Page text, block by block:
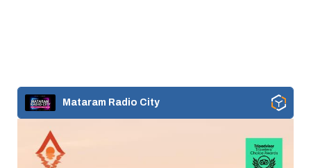
Mataram Radio City